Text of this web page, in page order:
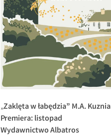
„Zaklęta w łabędzia” M.A.
Premiera: listopad
Wydawnictwo Albatros